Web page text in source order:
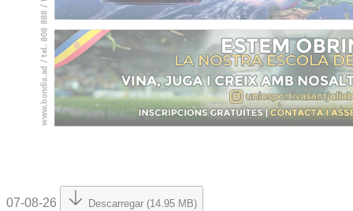
07-08-26 Descarregar (14.95 MB)